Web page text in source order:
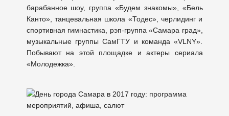
барабанное шоу, группа «Будем знакомы», «Бель
Канто», танцевальная школа «Тодес», черлидинг и
спортивная гимнастика, рэп-группа «Самара град»,
музыкальные группы СамГТУ и команда «VLNY».
Побывают на этой площадке и актеры сериала
«Молодежка».